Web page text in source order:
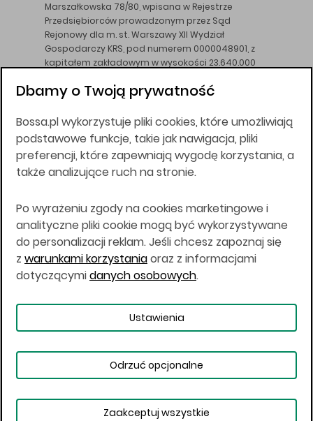
Marszałkowska 78/80, wpisana w Rejestrze
Przedsiębiorców prowadzonym przez Sąd
Rejonowy dla m. st. Warszawy XII Wydział
Gospodarczy KRS, pod numerem 0000048901, z
kapitałem zakładowym w wysokości 23.640.000
DM BOŚ działa na podstawie zezwolenia KNF z dnia
Wszelkie informacje na niniejszej stronie w tym
informacje o produktach inwestycyjnych nie są
kierowane do osób mających miejsce
zamieszkania lub pobytu w Stanach
Japonii, ani w dowolnej innej jurysdykcji, w której
taki materiał byłby sprzeczny z prawem lub w
których zgodne z prawem nabycie produktów
inwestycyjnych nie jest możliwe lub w której nie
jest możliwe złożenie oferty. Prawa obowiązujące
w danej jurysdykcji określają, czy jest możliwe
nabycie poszczególnych produktów
Copyright © 2026 BOŚ | BOSSA.PL
Warunki korzystania
Dane osobowe
Dbamy o Twoją prywatność
Bossa.pl wykorzystuje pliki cookies, które umożliwiają
podstawowe funkcje, takie jak nawigacja, pliki
preferencji, które zapewniają wygodę korzystania, a
także analizujące ruch na stronie.
Po wyrażeniu zgody na cookies marketingowe i
analityczne pliki cookie mogą być wykorzystywane
do personalizacji reklam. Jeśli chcesz zapoznaj się
z warunkami korzystaniaoraz z informacjami
dotyczącymidanych osobowych.
Ustawienia
Odrzuć opcjonalne
Zaakceptuj wszystkie